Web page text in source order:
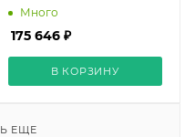
Много
175 646 ₽
В КОРЗИНУ
ЕЩЕ